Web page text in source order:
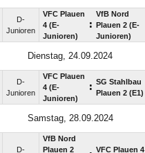
D-
Junioren
VFC Plauen
4 (E-
Junioren)
:
VfB Nord
Plauen 2 (E-
Junioren)
Dienstag, 24.09.2024
D-
Junioren
VFC Plauen
4 (E-
Junioren)
: SG Stahlbau
Plauen 2 (E1)
Samstag, 28.09.2024
D-
VfB Nord
Plauen 2
VFC Plauen 4